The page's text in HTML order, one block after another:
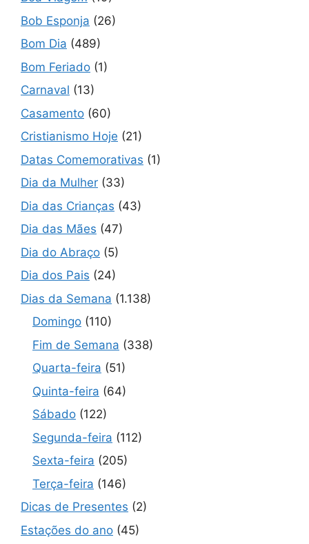
Bob Esponja (26)
Bom Dia (489)
Bom Feriado (1)
Carnaval (13)
Casamento (60)
Cristianismo Hoje (21)
Datas Comemorativas (1)
Dia da Mulher (33)
Dia das Crianças (43)
Dia das Mães (47)
Dia do Abraço (5)
Dia dos Pais (24)
Dias da Semana (1.138)
Domingo (110)
Fim de Semana (338)
Quarta-feira (51)
Quinta-feira (64)
Sábado (122)
Segunda-feira (112)
Sexta-feira (205)
Terça-feira (146)
Dicas de Presentes (2)
Estações do ano (45)